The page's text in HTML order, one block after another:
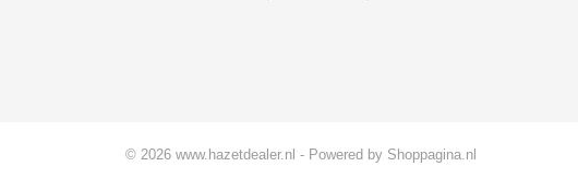
© 2026 www.hazetdealer.nl - Powered by Shoppagina.nl